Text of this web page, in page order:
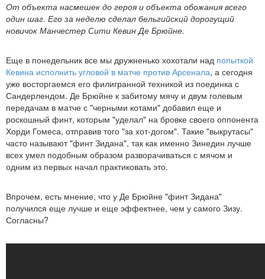
От объекта насмешек до героя и объекта обожания всего
один шаг. Его за неделю сделал бельгийский дорогущий
новичок Манчестер Сити Кевин Де Брюйне.
Еще в понедельник все мы дружненько хохотали над попыткой
Кевина исполнить угловой в матче против Арсенала, а сегодня
уже восторгаемся его филигранной техникой из поединка с
Сандерлендом. Де Брюйне к забитому мячу и двум голевым
передачам в матче с "черными котами" добавил еще и
роскошный финт, которым "уделал" на бровке своего оппонента
Хорди Гомеса, отправив того "за хот-догом". Такие "выкрутасы"
часто называют "финт Зидана", так как именно Зинедин лучше
всех умел подобным образом разворачиваться с мячом и
одним из первых начал практиковать это.
Впрочем, есть мнение, что у Де Брюйне "финт Зидана"
получился еще лучше и еще эффектнее, чем у самого Зизу.
Согласны?